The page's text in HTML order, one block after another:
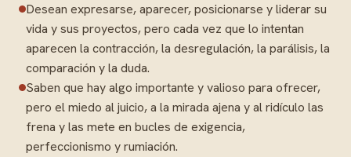
Desean expresarse, aparecer, posicionarse y liderar su
vida y sus proyectos, pero cada vez que lo intentan
aparecen la contracción, la desregulación, la parálisis, la
comparación y la duda.
Saben que hay algo importante y valioso para ofrecer,
pero el miedo al juicio, a la mirada ajena y al ridículo las
frena y las mete en bucles de exigencia,
perfeccionismo y rumiación.